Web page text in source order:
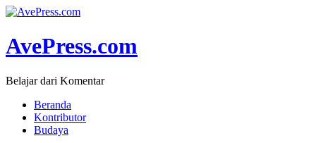
AvePress.com
Belajar dari Komentar
Beranda
Kontributor
Budaya